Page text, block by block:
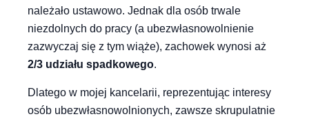
należało ustawowo. Jednak dla osób trwale
niezdolnych do pracy (a ubezwłasnowolnienie
zazwyczaj się z tym wiąże), zachowek wynosi aż
2/3 udziału spadkowego.
Dlatego w mojej kancelarii, reprezentując interesy
osób ubezwłasnowolnionych, zawsze skrupulatnie